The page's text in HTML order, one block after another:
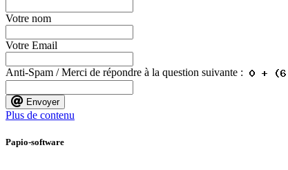
Votre nom
Votre Email
Anti-Spam / Merci de répondre à la question suivante :
Envoyer
Plus de contenu
Papio-software